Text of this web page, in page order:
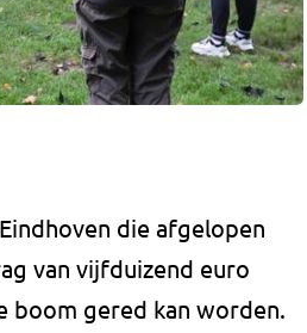
die afgelopen
van vijfduizend euro
boom gered kan worden.